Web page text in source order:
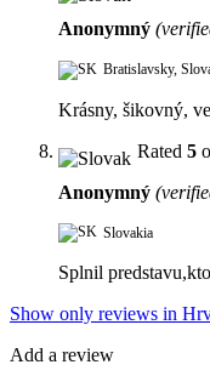
Anonymný
Bratislavsky,
Krásny, šikovný,
Rated 5
Anonymný
Slovakia
Splnil
Show only reviews in
Add a review